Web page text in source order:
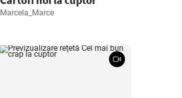
Marcela_Marce